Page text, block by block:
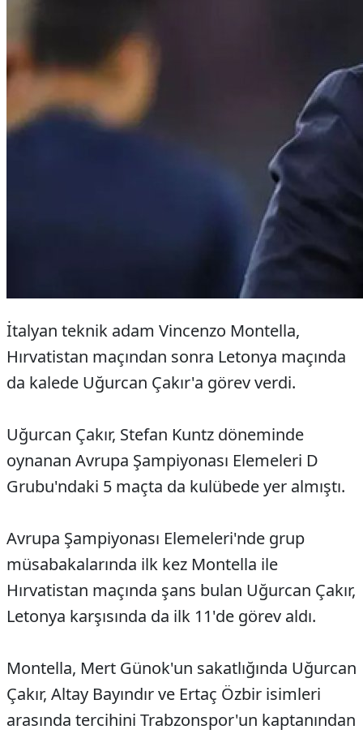
İtalyan teknik adam Vincenzo Montella,
Hırvatistan maçından sonra Letonya maçında
da kalede Uğurcan Çakır'a görev verdi.
Uğurcan Çakır, Stefan Kuntz döneminde
oynanan Avrupa Şampiyonası Elemeleri D
Grubu'ndaki 5 maçta da kulübede yer almıştı.
Avrupa Şampiyonası Elemeleri'nde grup
müsabakalarında ilk kez Montella ile
Hırvatistan maçında şans bulan Uğurcan Çakır,
Letonya karşısında da ilk 11'de görev aldı.
Montella, Mert Günok'un sakatlığında Uğurcan
Çakır, Altay Bayındır ve Ertaç Özbir isimleri
arasında tercihini Trabzonspor'un kaptanından